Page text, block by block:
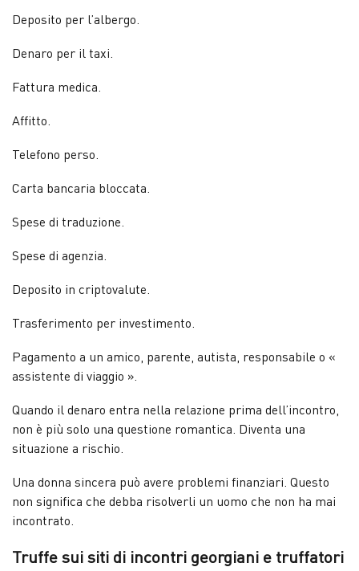
Deposito per l’albergo.
Denaro per il taxi.
Fattura medica.
Affitto.
Telefono perso.
Carta bancaria bloccata.
Spese di traduzione.
Spese di agenzia.
Deposito in criptovalute.
Trasferimento per investimento.
Pagamento a un amico, parente, autista, responsabile o «
assistente di viaggio ».
Quando il denaro entra nella relazione prima dell’incontro,
non è più solo una questione romantica. Diventa una
situazione a rischio.
Una donna sincera può avere problemi finanziari. Questo
non significa che debba risolverli un uomo che non ha mai
incontrato.
Truffe sui siti di incontri georgiani e truffatori